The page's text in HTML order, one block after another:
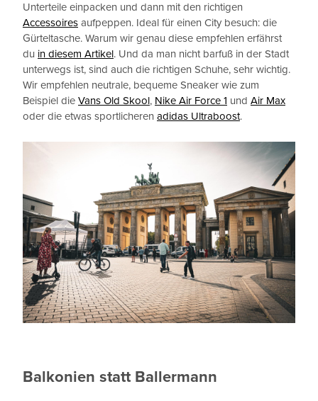
Unterteile einpacken und dann mit den richtigen
Accessoires aufpeppen. Ideal für einen City besuch: die
Gürteltasche. Warum wir genau diese empfehlen erfährst
du in diesem Artikel. Und da man nicht barfuß in der Stadt
unterwegs ist, sind auch die richtigen Schuhe, sehr wichtig.
Wir empfehlen neutrale, bequeme Sneaker wie zum
Beispiel die Vans Old Skool, Nike Air Force 1 und Air Max
oder die etwas sportlicheren adidas Ultraboost.
Balkonien statt Ballermann